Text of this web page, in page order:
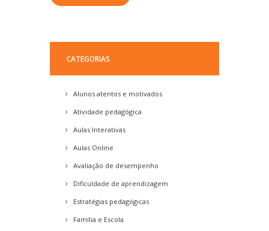
CATEGORIAS
Alunos atentos e motivados
Atividade pedagógica
Aulas Interativas
Aulas Online
Avaliação de desempenho
Dificuldade de aprendizagem
Estratégias pedagógicas
Família e Escola